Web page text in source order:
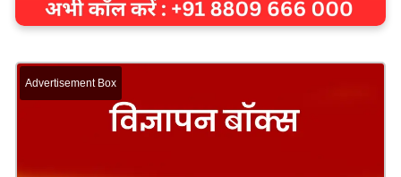
Advertisement Box